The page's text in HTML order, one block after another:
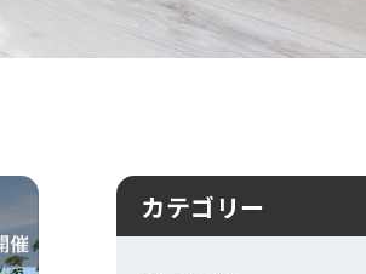
カテゴリー